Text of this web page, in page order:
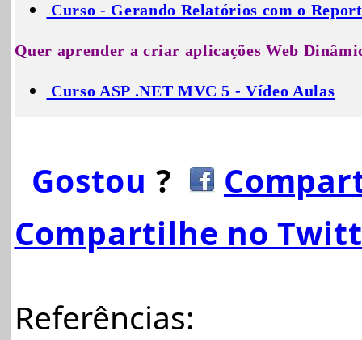
Curso - Gerando Relatórios com o
Quer aprender a criar aplicações Web
Curso ASP .NET MVC 5 - Vídeo Aulas
Gostou ?
Compartilhe no
Referências: